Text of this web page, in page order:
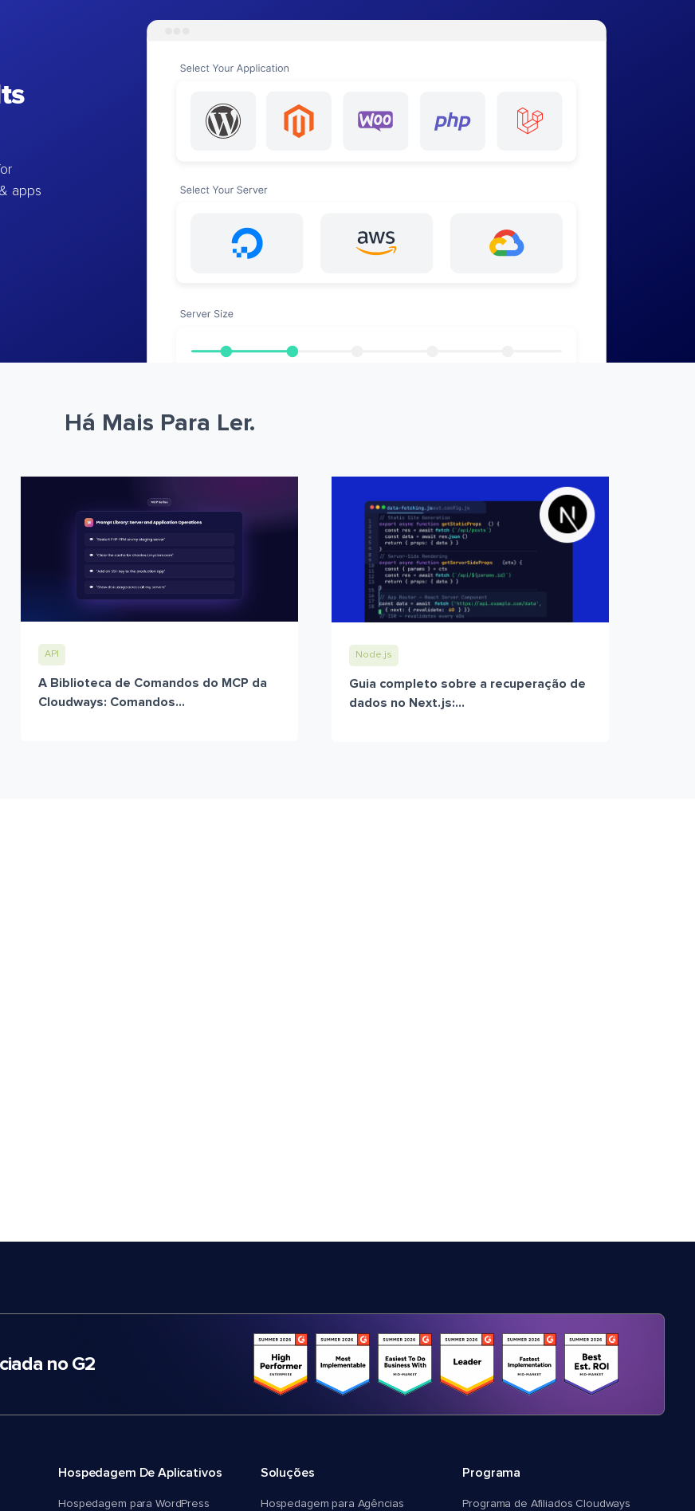
apps
Há Mais Para Ler.
API
A Biblioteca de Comandos do MCP da
Cloudways: Comandos...
Node.js
Guia completo sobre a recuperação de
dados no Next.js:...
no G2
Hospedagem De Aplicativos
Hospedagem para WordPress
Soluções
Hospedagem para Agências
Programa
Programa de Afiliados Cloudways